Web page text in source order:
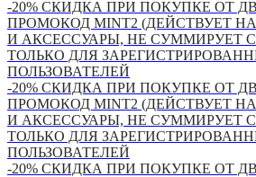
-20% СКИДКА ПРИ ПОКУПКЕ ОТ
ПРОМОКОД MINT2 (ДЕЙСТВУЕТ
И АКСЕССУАРЫ, НЕ СУММИРУЕТ
ТОЛЬКО ДЛЯ
ПОЛЬЗОВАТЕЛЕЙ
-20% СКИДКА ПРИ ПОКУПКЕ ОТ
ПРОМОКОД MINT2 (ДЕЙСТВУЕТ
И АКСЕССУАРЫ, НЕ СУММИРУЕТ
ТОЛЬКО ДЛЯ
ПОЛЬЗОВАТЕЛЕЙ
-20% СКИДКА ПРИ ПОКУПКЕ ОТ